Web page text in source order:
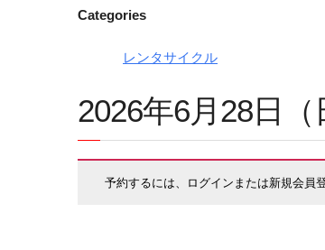
Categories
レンタサイクル
2026年6月28日
予約するには、ログインまたは新規会員